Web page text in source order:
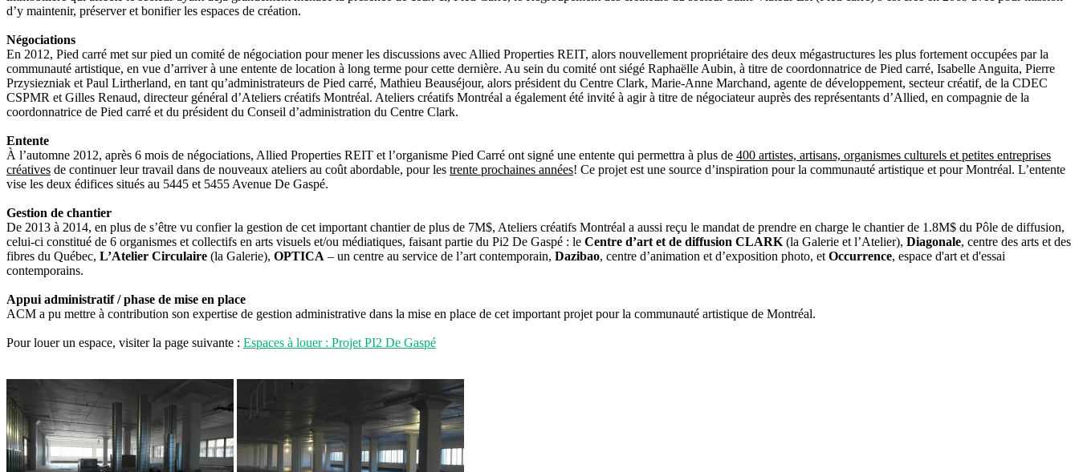
d’y maintenir, préserver et bonifier les espaces de création.
Négociations
En 2012, Pied carré met sur pied un comité de négociation pour mener les discussions avec Allied Properties REIT, alors nouvellement propriétaire des deux mégastructures les plus fortement occupées par la
communauté artistique, en vue d’arriver à une entente de location à long terme pour cette dernière. Au sein du comité ont siégé Raphaëlle Aubin, à titre de coordonnatrice de Pied carré, Isabelle Anguita, Pierre
Przysiezniak et Paul Lirtherland, en tant qu’administrateurs de Pied carré, Mathieu Beauséjour, alors président du Centre Clark, Marie-Anne Marchand, agente de développement, secteur créatif, de la CDEC
CSPMR et Gilles Renaud, directeur général d’Ateliers créatifs Montréal. Ateliers créatifs Montréal a également été invité à agir à titre de négociateur auprès des représentants d’Allied, en compagnie de la
coordonnatrice de Pied carré et du président du Conseil d’administration du Centre Clark.
Entente
À l’automne 2012, après 6 mois de négociations, Allied Properties REIT et l’organisme Pied Carré ont signé une entente qui permettra à plus de 400 artistes, artisans, organismes culturels et petites entreprises
créatives de continuer leur travail dans de nouveaux ateliers au coût abordable, pour les trente prochaines années! Ce projet est une source d’inspiration pour la communauté artistique et pour Montréal. L’entente
vise les deux édifices situés au 5445 et 5455 Avenue De Gaspé.
Gestion de chantier
De 2013 à 2014, en plus de s’être vu confier la gestion de cet important chantier de plus de 7M$, Ateliers créatifs Montréal a aussi reçu le mandat de prendre en charge le chantier de 1.8M$ du Pôle de diffusion,
celui-ci constitué de 6 organismes et collectifs en arts visuels et/ou médiatiques, faisant partie du Pi2 De Gaspé : le Centre d’art et de diffusion CLARK(la Galerie et l’Atelier), Diagonale, centre des arts et des
fibres du Québec, L’Atelier Circulaire (la Galerie), OPTICA – un centre au service de l’art contemporain, Dazibao, centre d’animation et d’exposition photo, etOccurrence, espace d'art et d'essai
contemporains.
Appui administratif / phase de mise en place
ACM a pu mettre à contribution son expertise de gestion administrative dans la mise en place de cet important projet pour la communauté artistique de Montréal.
Pour louer un espace, visiter la page suivante : Espaces à louer : Projet PI2 De Gaspé